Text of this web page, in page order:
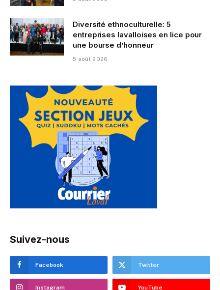
Diversité ethnoculturelle: 5
entreprises lavalloises en lice pour
une bourse d’honneur
5 août 2026
Suivez-nous
Facebook Twitter
Instagram YouTube